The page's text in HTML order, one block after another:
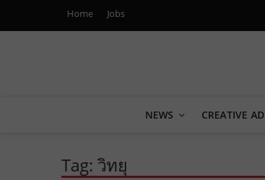
Home Jobs
Marketing Oops!
NEWS CREATIVE AD
Tag: วิทยุ